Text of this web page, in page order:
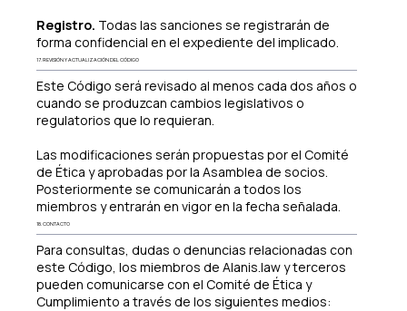
Registro. Todas las sanciones se registrarán de
forma confidencial en el expediente del implicado.
17. REVISIÓN Y ACTUALIZACIÓN DEL CÓDIGO
Este Código será revisado al menos cada dos años o
cuando se produzcan cambios legislativos o
regulatorios que lo requieran.
Las modificaciones serán propuestas por el Comité
de Ética y aprobadas por la Asamblea de socios.
Posteriormente se comunicarán a todos los
miembros y entrarán en vigor en la fecha señalada.
18. CONTACTO
Para consultas, dudas o denuncias relacionadas con
este Código, los miembros de Alanis.law y terceros
pueden comunicarse con el Comité de Ética y
Cumplimiento a través de los siguientes medios: